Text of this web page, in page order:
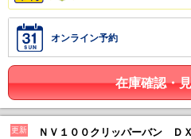
オンライン予約
在庫確認・
更新
ＮＶ１００クリッパーバン Ｄ